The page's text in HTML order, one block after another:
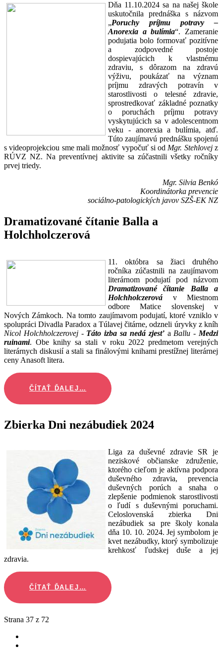
Dňa 11.10.2024 sa na našej škole
uskutočnila prednáška s názvom
„Poruchy príjmu potravy –
Anorexia a bulímia“. Zameranie
podujatia bolo formovať pozitívne
a zodpovedné postoje
dospievajúcich k vlastnému
zdraviu, s dôrazom na zdravú
výživu, poukázať na význam
príjmu zdravých potravín v
starostlivosti o telesné zdravie,
sprostredkovať základné poznatky
o poruchách príjmu potravy
vyskytujúcich sa v adolescentnom
veku - anorexia a bulímia, atď.
Túto zaujímavú prednášku spojenú
s videoprojekciou sme mali možnosť vypočuť si od Mgr. Stehlovejz
RÚVZ NZ. Na preventívnej aktivite sa zúčastnili všetky ročníky
prvej triedy.
Mgr. Silvia Benkó
Koordinátorka prevencie
sociálno-patologických javov SZŠ-EK NZ
Dramatizované čítanie Balla a
Holchholczerová
11. októbra sa žiaci druhého
ročníka zúčastnili na zaujímavom
literárnom podujatí pod názvom
Dramatizované čítanie Balla a
Holchholczerová v Miestnom
odbore Matice slovenskej v
Nových Zámkoch. Na tomto zaujímavom podujatí, ktoré vzniklo v
spolupráci Divadla Paradox a Túlavej čitárne, odzneli úryvky z kníh
Nicol Holchholczerovej- Táto izba sa nedá zjesťa Ballu- Medzi
ruinami. Obe knihy sa stali v roku 2022 predmetom verejných
literárnych diskusií a stali sa finálovými knihami prestížnej literárnej
ceny Anasoft litera.
ČÍTAŤ ĎALEJ…
Zbierka Dni nezábudiek 2024
Liga za duševné zdravie SR je
neziskové občianske združenie,
ktorého cieľom je aktívna podpora
duševného zdravia, prevencia
duševných porúch a snaha o
zlepšenie podmienok starostlivosti
o ľudí s duševnými poruchami.
Celoslovenská zbierka Dni
nezábudiek sa pre školy konala
dňa 10. 10. 2024. Jej symbolom je
kvet nezábudky, ktorý symbolizuje
krehkosť ľudskej duše a jej
zdravia.
ČÍTAŤ ĎALEJ…
Strana 37 z 72